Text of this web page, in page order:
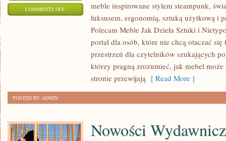
COMMENTS OFFON
NIETYPOWE
EKSTRAWAGANCKIE
meble inspirowane stylem steampunk,
luksusem, ergonomią, sztuką użytkową i
Polecam Meble Jak Dzieła Sztuki i
portal dla osób, które nie chcą otaczać
przestrzeń dla czytelników szukających
którzy pragną zrozumieć, jak mebel
stronie przewijają [ Read More ]
POSTED BY ADMIN
Nowości